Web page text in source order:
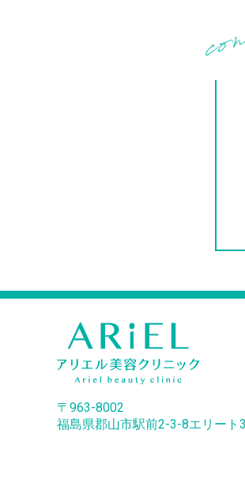
〒963-8002
福島県郡山市駅前2-3-8エリート